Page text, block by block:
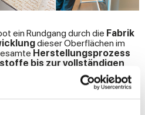
ein Rundgang durch die Fabrik
dieser Oberflächen im
Herstellungsprozess
bis zur vollständigen
der
neue Ausstellungsraum